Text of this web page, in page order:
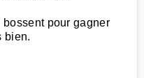
pour gagner
bien.